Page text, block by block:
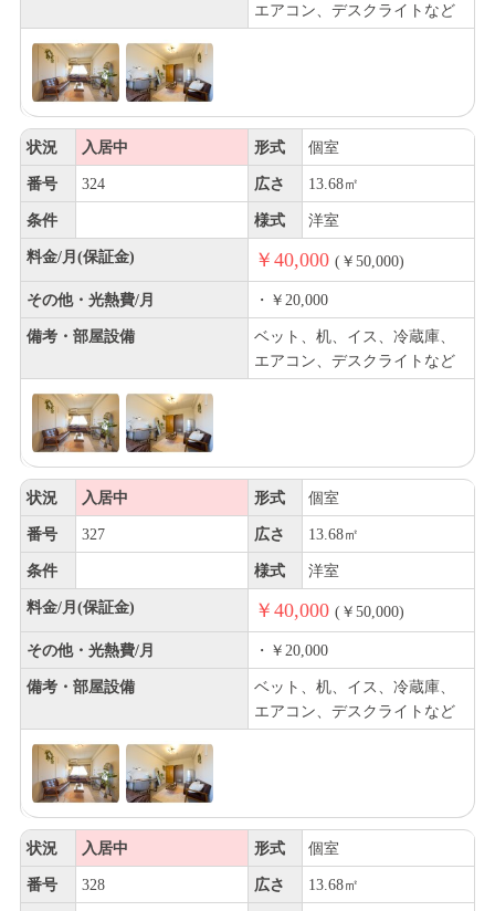
エアコン、デスクライトなど
状況 入居中 形式 個室
番号 324 広さ 13.68㎡
条件 様式 洋室
料金/月(保証金) ￥40,000 (￥50,000)
その他・光熱費/月 ・￥20,000
備考・部屋設備
ベット、机、イス、冷蔵庫、
エアコン、デスクライトなど
状況 入居中 形式 個室
番号 327 広さ 13.68㎡
条件 様式 洋室
料金/月(保証金) ￥40,000 (￥50,000)
その他・光熱費/月 ・￥20,000
備考・部屋設備
ベット、机、イス、冷蔵庫、
エアコン、デスクライトなど
状況 入居中 形式 個室
番号 328 広さ 13.68㎡